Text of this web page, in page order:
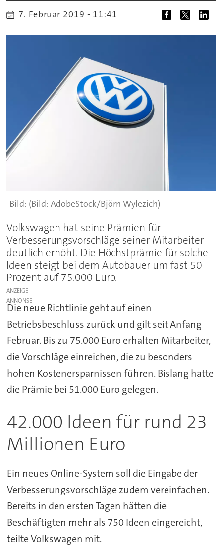
7. Februar 2019 - 11:41
(Bild: AdobeStock/Björn Wylezich)
Volkswagen hat seine Prämien für
Verbesserungsvorschläge seiner Mitarbeiter
deutlich erhöht. Die Höchstprämie für solche
Ideen steigt bei dem Autobauer um fast 50
Prozent auf 75.000 Euro.
ANZEIGE
Die neue Richtlinie geht auf einen
Betriebsbeschluss zurück und gilt seit Anfang
Februar. Bis zu 75.000 Euro erhalten Mitarbeiter,
die Vorschläge einreichen, die zu besonders
hohen Kostenersparnissen führen. Bislang hatte
die Prämie bei 51.000 Euro gelegen.
42.000 Ideen für rund 23
Millionen Euro
Ein neues Online-System soll die Eingabe der
Verbesserungsvorschläge zudem vereinfachen.
Bereits in den ersten Tagen hätten die
Beschäftigten mehr als 750 Ideen eingereicht,
teilte Volkswagen mit.